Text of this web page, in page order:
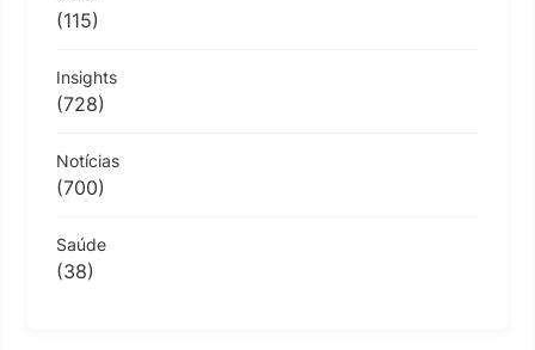
(115)
Insights
(728)
Notícias
(700)
Saúde
(38)